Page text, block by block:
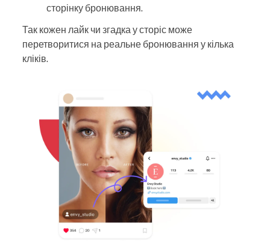
сторінку бронювання.
Так кожен лайк чи згадка у сторіс може
перетворитися на реальне бронювання у кілька
кліків.